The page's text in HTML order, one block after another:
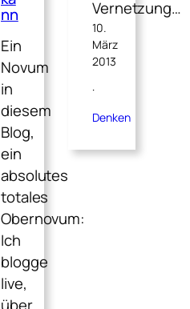
nn
Ein
Novum
in
diesem
Blog,
ein
absolutes
totales
Obernovum:
Ich
blogge
live,
Vernetzung…
10.
März
2013
·
Denken